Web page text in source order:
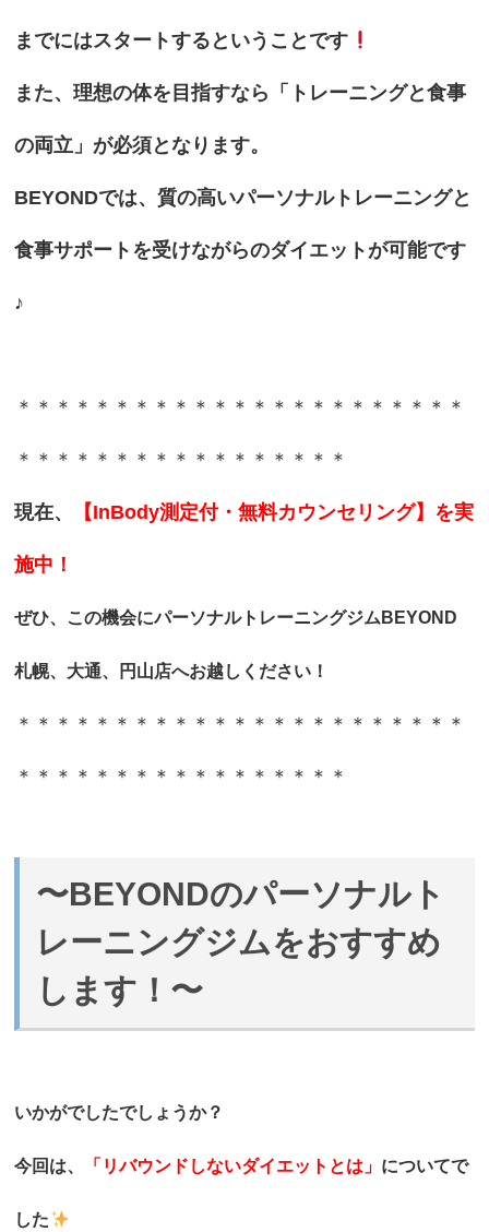
までにはスタートするということです
また、理想の体を目指すなら「トレーニングと食事
の両立」が必須となります。
BEYONDでは、質の高いパーソナルトレーニングと
食事サポートを受けながらのダイエットが可能です
♪
＊＊＊＊＊＊＊＊＊＊＊＊＊＊＊＊＊＊＊＊＊＊＊
＊＊＊＊＊＊＊＊＊＊＊＊＊＊＊＊＊
現在、 【InBody測定付・無料カウンセリング】を実
施中！
ぜひ、この機会にパーソナルトレーニングジムBEYOND
札幌、大通、円山店へお越しください！
＊＊＊＊＊＊＊＊＊＊＊＊＊＊＊＊＊＊＊＊＊＊＊
＊＊＊＊＊＊＊＊＊＊＊＊＊＊＊＊＊
〜BEYONDのパーソナルト
レーニングジムをおすすめ
します！〜
いかがでしたでしょうか？
今回は、 「リバウンドしないダイエットとは」 についてで
した